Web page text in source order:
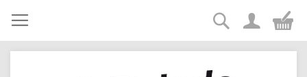
Zum
Inhalt
springen
Suche